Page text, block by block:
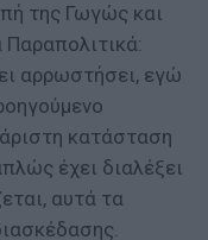
της Γωγώς και
αρρωστήσει, εγώ
κατάσταση
έχει διαλέξει
αυτά τα